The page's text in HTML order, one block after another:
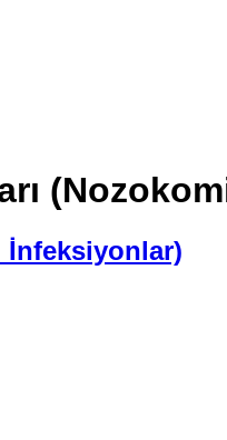
İnfeksiyonlar)